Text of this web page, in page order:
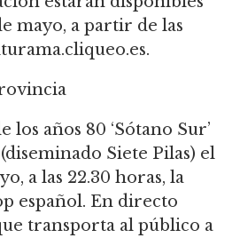
mayo, a partir de las
años 80 ‘Sótano Sur’
Siete Pilas) el
a las 22.30 horas, la
español. En directo
transporta al público a